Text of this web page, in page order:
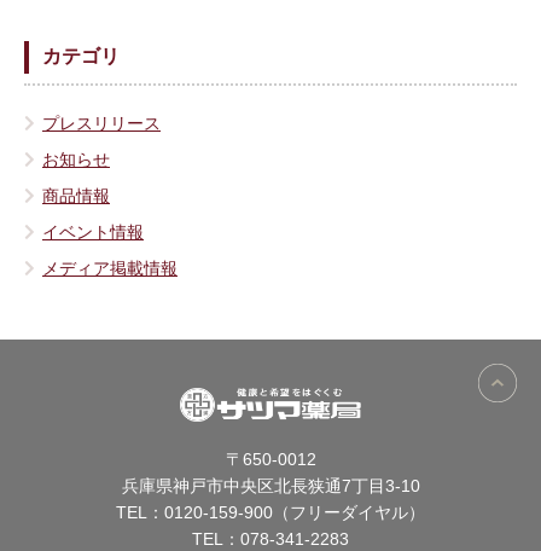
カテゴリ
プレスリリース
お知らせ
商品情報
イベント情報
メディア掲載情報
〒650-0012
兵庫県神戸市中央区北長狭通7丁目3-10
TEL： 0120-159-900（フリーダイヤル）
TEL： 078-341-2283